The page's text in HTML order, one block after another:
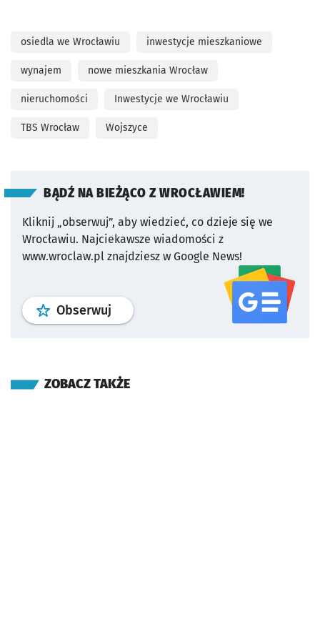
osiedla we Wrocławiu inwestycje mieszkaniowe
wynajem nowe mieszkania Wrocław
nieruchomości Inwestycje we Wrocławiu
TBS Wrocław Wojszyce
BĄDŹ NA BIEŻĄCO Z WROCŁAWIEM!
Kliknij „obserwuj”, aby wiedzieć, co dzieje się we
Wrocławiu. Najciekawsze wiadomości z
www.wroclaw.pl znajdziesz w Google News!
Obserwuj profil serwisu
ZOBACZ TAKŻE